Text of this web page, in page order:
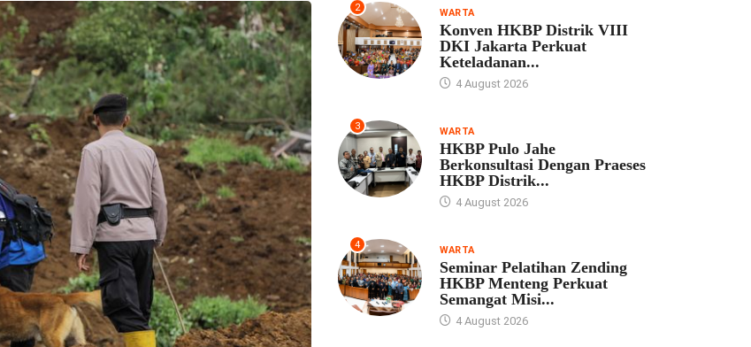
2 WARTA
Konven HKBP Distrik VIII
DKI Jakarta Perkuat
Keteladanan...
4 August 2026
3 WARTA
HKBP Pulo Jahe
Berkonsultasi Dengan Praeses
HKBP Distrik...
4 August 2026
4 WARTA
Seminar Pelatihan Zending
HKBP Menteng Perkuat
Semangat Misi...
4 August 2026